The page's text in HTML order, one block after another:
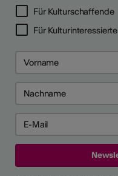
Für Kulturschaffende
Für Kulturinteressierte